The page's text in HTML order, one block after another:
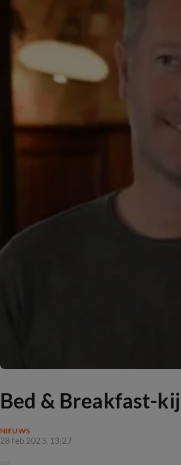
Bed & Breakfast-
NIEUWS
28 feb 2023, 13:27